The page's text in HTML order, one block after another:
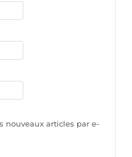
nouveaux articles par e-